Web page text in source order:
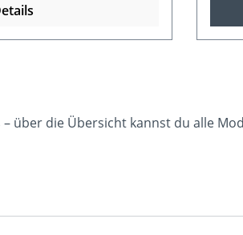
die Übersicht kannst du alle